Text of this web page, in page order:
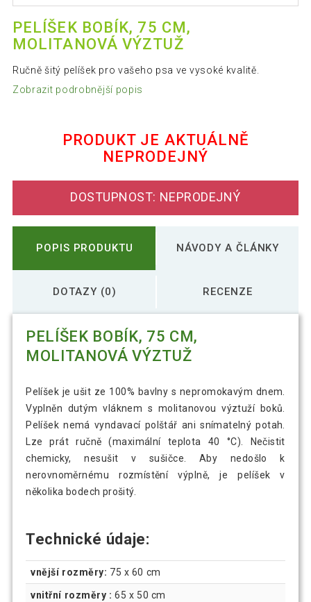
PELÍŠEK BOBÍK, 75 CM,
MOLITANOVÁ VÝZTUŽ
Ručně šitý pelíšek pro vašeho psa ve vysoké kvalitě.
Zobrazit podrobnější popis
PRODUKT JE AKTUÁLNĚ
NEPRODEJNÝ
DOSTUPNOST: NEPRODEJNÝ
POPIS PRODUKTU NÁVODY A ČLÁNKY
DOTAZY (0) RECENZE
PELÍŠEK BOBÍK, 75 CM,
MOLITANOVÁ VÝZTUŽ
Pelíšek je ušit ze 100% bavlny s nepromokavým dnem.
Vyplněn dutým vláknem s molitanovou výztuží boků.
Pelíšek nemá vyndavací polštář ani snímatelný potah.
Lze prát ručně (maximální teplota 40 °C). Nečistit
chemicky, nesušit v sušičce. Aby nedošlo k
nerovnoměrnému rozmístění výplně, je pelíšek v
několika bodech prošitý.
Technické údaje:
vnější rozměry: 75 x 60 cm
vnitřní rozměry : 65 x 50 cm